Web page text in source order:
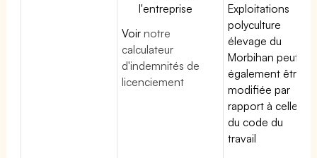
l'entreprise
Voirnotre
calculateur
d'indemnités de
licenciement
Exploitations
polyculture
élevage du
Morbihan peut
également être
modifiée par
rapport à celle
du code du
travail